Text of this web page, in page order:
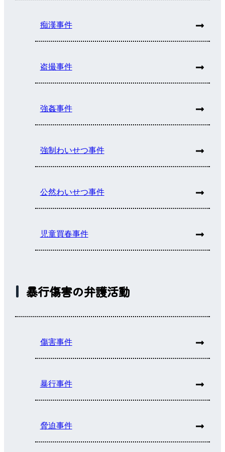
痴漢事件
盗撮事件
強姦事件
強制わいせつ事件
公然わいせつ事件
児童買春事件
暴行傷害の弁護活動
傷害事件
暴行事件
脅迫事件